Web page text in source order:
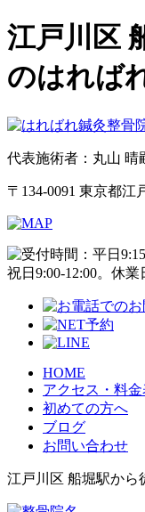
江戸川区
のはれば
代表施術者：丸山 晴
〒134-0091 東京都江
HOME
アクセス・料金
初めての方へ
ブログ
お問い合わせ
江戸川区 船堀駅から